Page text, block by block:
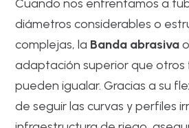
Cuando nos enfrentamos a
diámetros considerables o
complejas, la Banda abrasiva
adaptación superior que
pueden igualar. Gracias a su
de seguir las curvas y perfiles